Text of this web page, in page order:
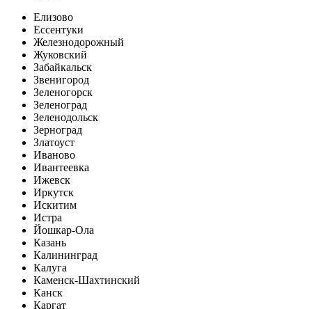
Елизово
Ессентуки
Железнодорожный
Жуковский
Забайкальск
Звенигород
Зеленогорск
Зеленоград
Зеленодольск
Зерноград
Златоуст
Иваново
Ивантеевка
Ижевск
Иркутск
Искитим
Истра
Йошкар-Ола
Казань
Калининград
Калуга
Каменск-Шахтинский
Канск
Каргат